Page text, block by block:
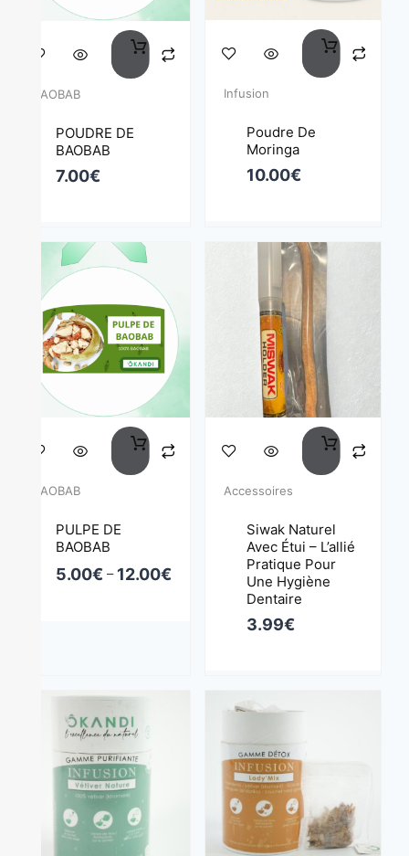
BAOBAB
POUDRE DE
BAOBAB
7.00€
Infusion
Poudre De
Moringa
10.00€
BAOBAB
PULPE DE
BAOBAB
5.00€ – 12.00€
Accessoires
Siwak Naturel
Avec Étui – L’allié
Pratique Pour
Une Hygiène
Dentaire
3.99€